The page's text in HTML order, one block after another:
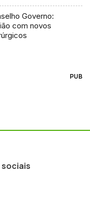
Governo:
com novos
PUB
sociais